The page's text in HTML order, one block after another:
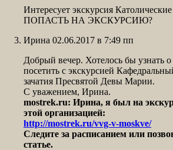
Интересует экскурсия
ПОПАСТЬ НА ЭКСКУРСИЮ?
Ирина 02.06.2017 в 7:49 пп
Добрый вечер. Хотелось бы узнать
посетить с экскурсией
зачатия Пресвятой Девы Марии.
С уважением, Ирина.
mostrek.ru: Ирина, я был на
этой организацией:
http://mostrek.ru/vvg-v-moskve/
Следите за расписанием или
статье.